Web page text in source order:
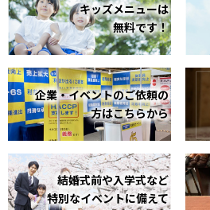
キッズメニューは
無料です！
企業・イベントのご依頼の
方はこちらから
結婚式前や入学式など
特別なイベントに備えて